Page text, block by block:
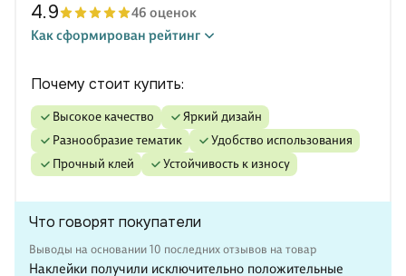
4.9
46 оценок
Как сформирован рейтинг
Почему стоит купить:
Высокое качество
Яркий дизайн
Разнообразие тематик
Удобство использования
Прочный клей
Устойчивость к износу
Что говорят покупатели
Выводы на основании 10 последних отзывов на товар
Наклейки получили исключительно положительные